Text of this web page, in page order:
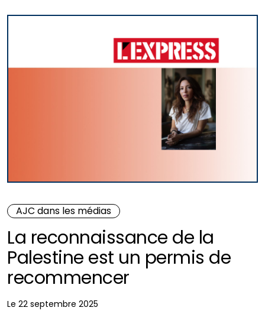
AJC dans les médias
La reconnaissance de la
Palestine est un permis de
recommencer
Le 22 septembre 2025